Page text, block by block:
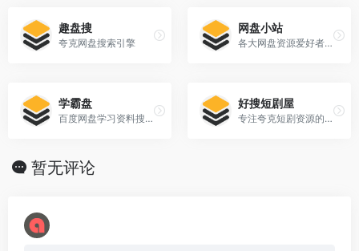
趣盘搜
夸克网盘搜索引擎
网盘小站
各大网盘资源爱好者共同维护的网盘论坛
学霸盘
百度网盘学习资料搜索下载神器
好搜短剧屋
专注夸克短剧资源的网盘搜索引擎
暂无评论